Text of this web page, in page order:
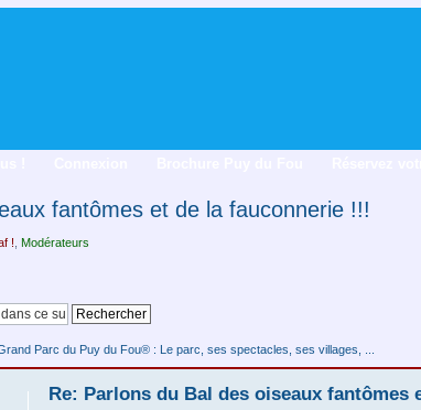
fantômes et de la fauconnerie !!!
! Modérateurs
Grand Parc du Puy du Fou® : Le parc, ses spectacles, ses villages, ...
Re: Parlons du Bal des oiseaux fantômes